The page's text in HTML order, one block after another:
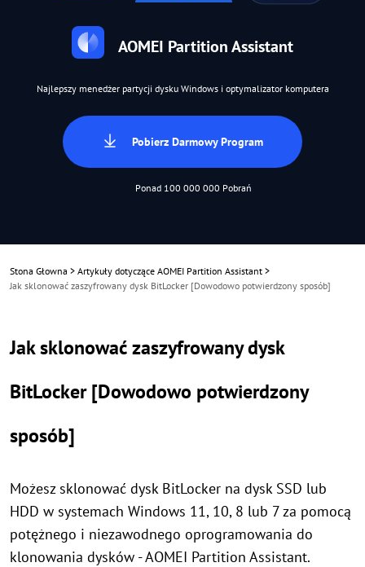
AOMEI Partition Assistant
Najlepszy menedżer partycji dysku Windows i optymalizator komputera
Pobierz Darmowy Program
Ponad 100 000 000 Pobrań
Stona Głowna > Artykuły dotyczące AOMEI Partition Assistant >
Jak sklonować zaszyfrowany dysk BitLocker [Dowodowo potwierdzony sposób]
Jak sklonować zaszyfrowany dysk
BitLocker [Dowodowo potwierdzony
sposób]
Możesz sklonować dysk BitLocker na dysk SSD lub
HDD w systemach Windows 11, 10, 8 lub 7 za pomocą
potężnego i niezawodnego oprogramowania do
klonowania dysków - AOMEI Partition Assistant.